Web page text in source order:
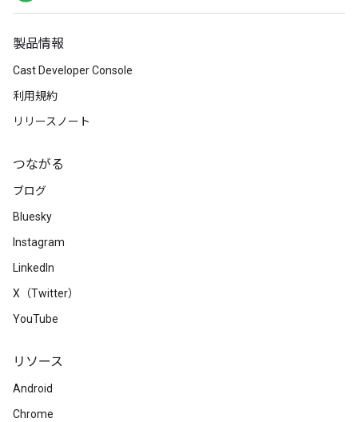
製品情報
Cast Developer Console
利用規約
リリースノート
つながる
ブログ
Bluesky
Instagram
LinkedIn
X（Twitter）
YouTube
リソース
Android
Chrome